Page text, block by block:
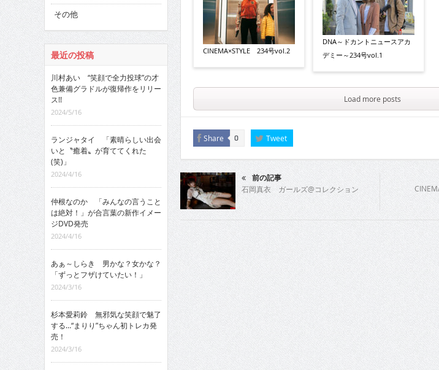
CINEMA×STYLE 234号vol.2
DNA～ドカントニュースアカ
デミー～234号vol.1
Load more posts
Share 0 Tweet
前の記事
石岡真衣 ガールズ@コレクション
その他
最近の投稿
川村あい “笑顔で全力投球”の才
色兼備グラドルが復帰作をリリー
ス!!
2024/5/16
ランジャタイ 「素晴らしい出会
いと〝癒着〟が育ててくれた
(笑)」
2024/4/16
仲根なのか 「みんなの言うこと
は絶対！」が合言葉の新作イメー
ジDVD発売
2024/4/16
あぁ～しらき 男かな？女かな？
「ずっとフザけていたい！」
2024/3/16
杉本愛莉鈴 無邪気な笑顔で魅了
する…“まりり”ちゃん初トレカ発
売！
2024/3/16